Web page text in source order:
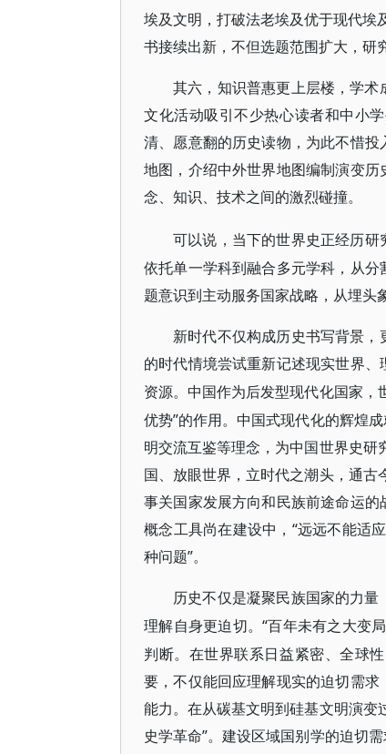
埃及文明，打破法老埃及优于现代埃
书接续出新，不但选题范围扩大，研
其六，知识普惠更上层楼，学
文化活动吸引不少热心读者和中小
清、愿意翻的历史读物，为此不惜
地图，介绍中外世界地图编制演变
念、知识、技术之间的激烈碰撞。
可以说，当下的世界史正经历研
依托单一学科到融合多元学科，从
题意识到主动服务国家战略，从埋头
新时代不仅构成历史书写背景
的时代情境尝试重新记述现实世界
资源。中国作为后发型现代化国家，
优势”的作用。中国式现代化的辉煌
明交流互鉴等理念，为中国世界史研
国、放眼世界，立时代之潮头，通古
事关国家发展方向和民族前途命运
概念工具尚在建设中，“远远不能适
种问题”。
历史不仅是凝聚民族国家的力
理解自身更迫切。“百年未有之大变
判断。在世界联系日益紧密、全球
要，不仅能回应理解现实的迫切需
能力。在从碳基文明到硅基文明演变
史学革命”。建设区域国别学的迫切